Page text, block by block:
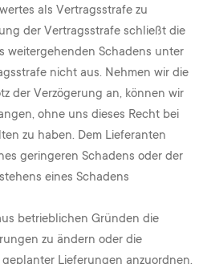
als Vertragsstrafe zu
der Vertragsstrafe schließt die
weitergehenden Schadens unter
nicht aus. Nehmen wir die
der Verzögerung an, können wir
ohne uns dieses Recht bei
zu haben. Dem Lieferanten
geringeren Schadens oder der
eines Schadens
betrieblichen Gründen die
zu ändern oder die
Lieferungen anzuordnen.